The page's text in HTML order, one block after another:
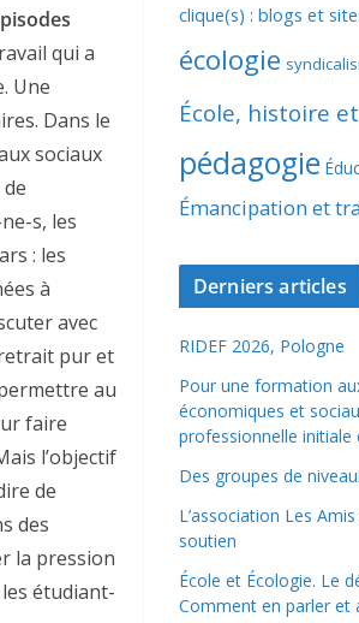
qui a
Une
Dans le
sociaux
s, les
: les
à
avec
retrait pur et
au
faire
l’objectif
de
des
la pression
étudiant-
clique(s) : blogs et
écologie
École, histoire
pédagogie
Émancipation et
Derniers articles
RIDEF 2026, Pologne
Pour une formation
économiques et
professionnelle initiale
Des groupes de
L’association Les
soutien
École et Écologie. Le
Comment en parler et